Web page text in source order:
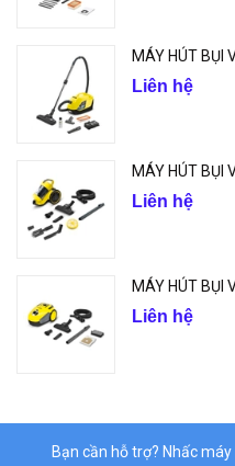
MÁY HÚT BỤI
Liên hệ
MÁY HÚT BỤI
Liên hệ
MÁY HÚT BỤI
Liên hệ
Bạn cần hỗ trợ? Nhấc